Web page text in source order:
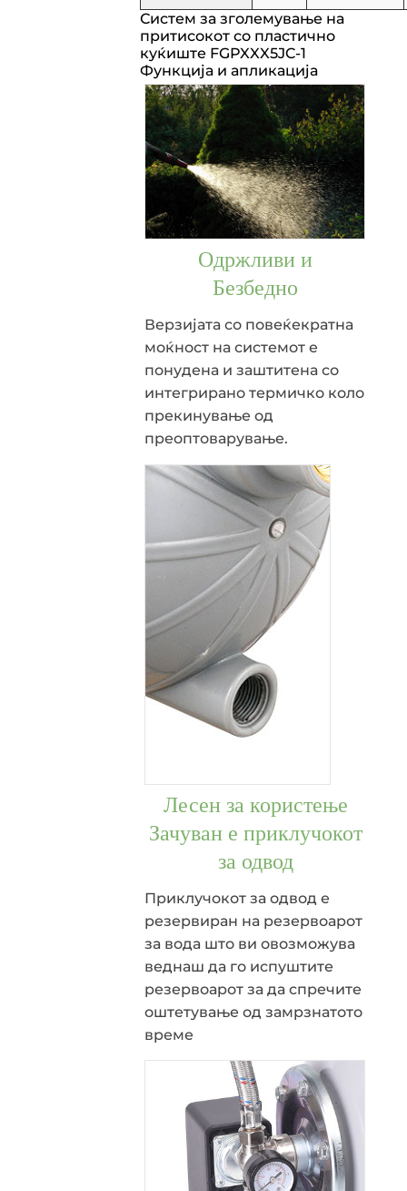
Систем за зголемување на
притисокот со пластично
куќиште FGPXXX5JC-1
Функција и апликација
Одржливи и
Безбедно
Верзијата со повеќекратна
моќност на системот е
понудена и заштитена со
интегрирано термичко коло
прекинување од
преоптоварување.
Лесен за користење
Зачуван е приклучокот
за одвод
Приклучокот за одвод е
резервиран на резервоарот
за вода што ви овозможува
веднаш да го испуштите
резервоарот за да спречите
оштетување од замрзнатото
време